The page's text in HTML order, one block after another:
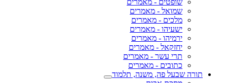
שופטים - מאמרים
שמואל - מאמרים
מלכים - מאמרים
ישעיהו - מאמרים
ירמיהו - מאמרים
יחזקאל - מאמרים
תרי עשר - מאמרים
כתובים - מאמרים
תורה שבעל פה, משנה, תלמוד